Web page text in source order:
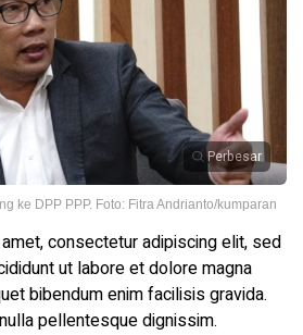
Perbesar
ke DPP PPP. Foto: Fitra Andrianto/kumparan
consectetur adipiscing elit, sed
ut labore et dolore magna
bibendum enim facilisis gravida.
pellentesque dignissim.